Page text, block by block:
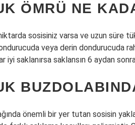
ÖMRÜ NE
sosisiniz varsa ve uzun süre
veya derin dondurucuda
iyi saklanırsa saklansın 6 aydan
önemli bir yer tutan sosisin